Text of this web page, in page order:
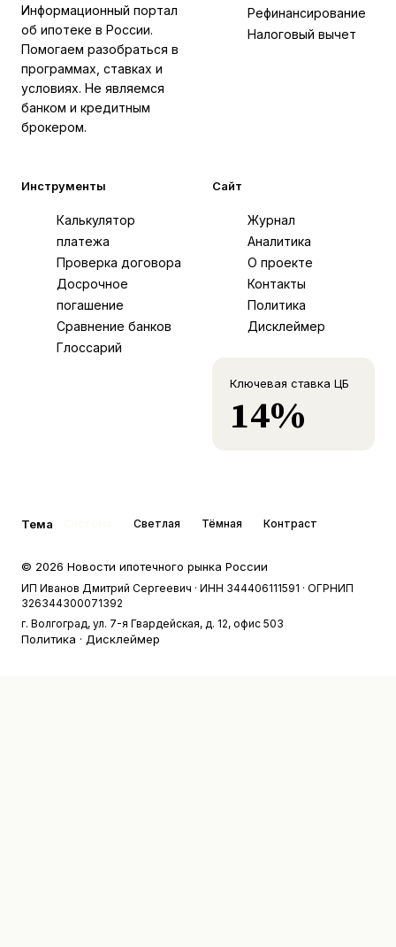
Информационный портал
об ипотеке в России.
Помогаем разобраться в
программах, ставках и
условиях. Не являемся
банком и кредитным
брокером.
Рефинансирование
Налоговый вычет
Инструменты
Калькулятор
платежа
Проверка договора
Досрочное
погашение
Сравнение банков
Глоссарий
Сайт
Журнал
Аналитика
О проекте
Контакты
Политика
Дисклеймер
Ключевая ставка ЦБ
14%
Тема Светлая Тёмная Контраст
© 2026 Новости ипотечного рынка России
ИП Иванов Дмитрий Сергеевич · ИНН 344406111591 · ОГРНИП
326344300071392
г. Волгоград, ул. 7-я Гвардейская, д. 12, офис 503
Политика · Дисклеймер